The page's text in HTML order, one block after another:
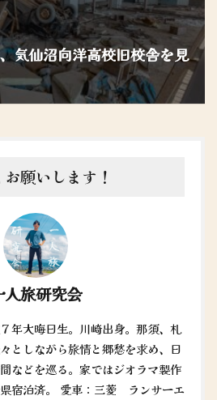
気仙沼向洋高校旧校舎を見
願いします！
人旅研究会
年大晦日生。川崎出身。那須、札
としながら旅情と郷愁を求め、日
などを巡る。家ではジオラマ製作
宿泊済。 愛車：三菱 ランサーエ